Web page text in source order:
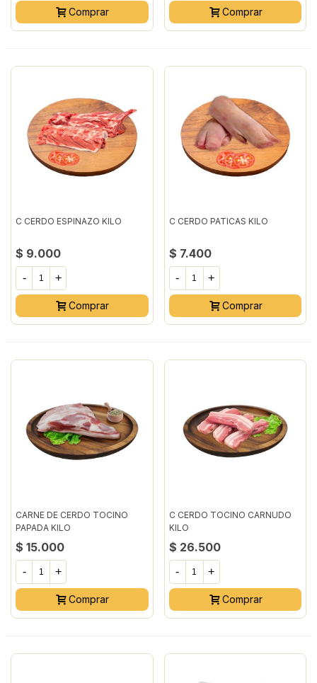
Comprar Comprar
C CERDO ESPINAZO KILO
$ 9.000
- +
Comprar
C CERDO PATICAS KILO
$ 7.400
- +
Comprar
CARNE DE CERDO TOCINO
PAPADA KILO
$ 15.000
- +
Comprar
C CERDO TOCINO CARNUDO
KILO
$ 26.500
- +
Comprar